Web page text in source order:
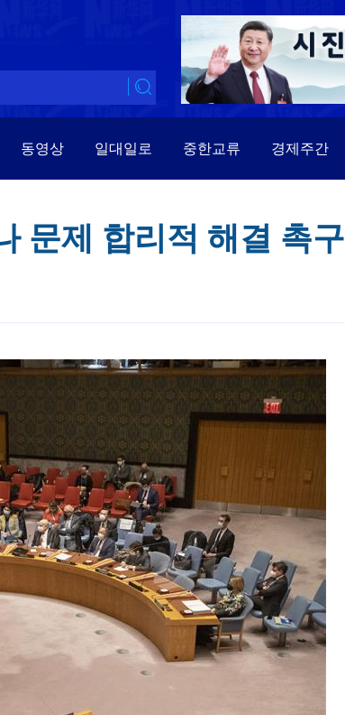
동영상 일대일로 중한교류 경제주간
문제 합리적 해결 촉구